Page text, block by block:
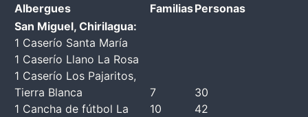
Albergues FamiliasPersonas
San Miguel, Chirilagua:
1 Caserío Santa María
1 Caserío Llano La Rosa
1 Caserío Los Pajaritos,
Tierra Blanca
1 Cancha de fútbol La
7
10
30
42